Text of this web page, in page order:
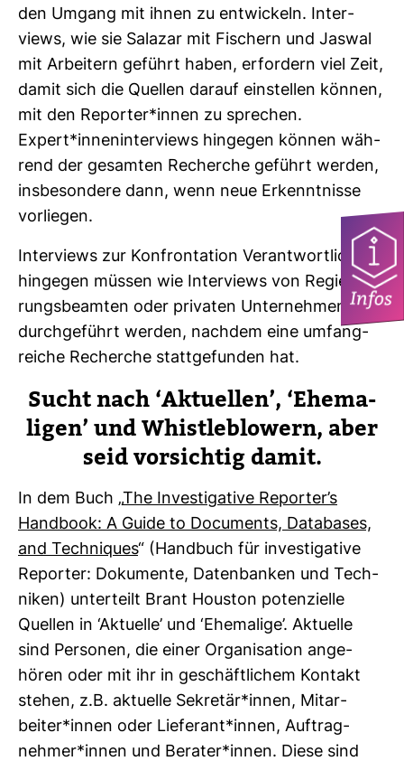
den Umgang mit ihnen zu ent­wi­ckeln. Inter­
views, wie sie Salazar mit Fischern und Jaswal
mit Arbei­tern geführt haben, erfor­dern viel Zeit,
damit sich die Quellen darauf ein­stellen können,
mit den Reporter*innen zu spre­chen.
Expert*innen­in­ter­views hin­gegen können wäh­
rend der gesamten Recherche geführt werden,
ins­be­son­dere dann, wenn neue Erkennt­nisse
vor­liegen.
Inter­views zur Kon­fron­ta­tion Ver­ant­wort­li­cher
hin­gegen müssen wie Inter­views von Regie­
rungs­be­amten oder pri­vaten Unter­nehmen
durch­ge­führt werden, nachdem eine umfang­
reiche Recherche statt­ge­funden hat.
Sucht nach ‘Aktu­ellen’, ‘Ehe­ma­
ligen’ und Whist­le­blowern, aber
seid vor­sichtig damit.
In dem Buch „The Inves­ti­ga­tive Reporter’s
Hand­book: A Guide to Docu­ments, Data­bases,
and Tech­ni­ques“ (Hand­buch für inves­ti­ga­tive
Reporter: Doku­mente, Daten­banken und Tech­
niken) unter­teilt Brant Houston poten­zi­elle
Quellen in ‘Aktu­elle’ und ‘Ehe­ma­lige’. Aktu­elle
sind Per­sonen, die einer Orga­ni­sa­tion ange­
hören oder mit ihr in geschäft­li­chem Kon­takt
stehen, z.B. aktu­elle Sekretär*innen, Mit­ar­
beiter*innen oder Lie­fe­rant*innen, Auf­trag­
nehmer*innen und Berater*innen. Diese sind
Infos